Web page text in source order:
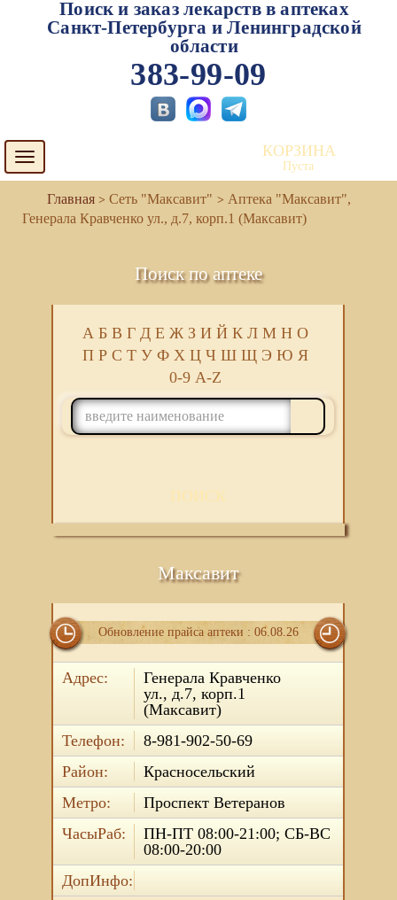
Поиск и заказ лекарств в аптеках
Санкт-Петербурга и Ленинградской
области
383-99-09
Toggle
navigation
КОРЗИНА
Пуста
Сеть "Максавит"
Аптека "Максавит",
Генерала Кравченко ул., д.7, корп.1 (Максавит)
Поиск по аптеке
А Б В Г Д Е Ж З И Й К Л М Н О
П Р С Т У Ф Х Ц Ч Ш Щ Э Ю Я
0-9 A-Z
ПОИСК
Максавит
Обновление прайса аптеки : 06.08.26
Адрес:
Генерала Кравченко
ул., д.7, корп.1
(Максавит)
Телефон:
8-981-902-50-69
Район:
Красносельский
Метро:
Проспект Ветеранов
ЧасыРаб:
ПН-ПТ 08:00-21:00; СБ-ВС
08:00-20:00
ДопИнфо: